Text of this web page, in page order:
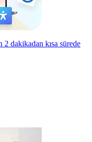
2 dakikadan kısa sürede